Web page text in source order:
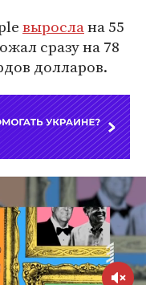
вырослана 55
сразу на 78
долларов.